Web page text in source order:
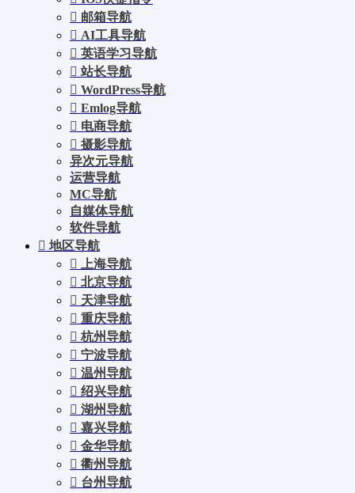
邮箱导航
AI工具导航
英语学习导航
站长导航
WordPress导航
Emlog导航
电商导航
摄影导航
异次元导航
运营导航
MC导航
自媒体导航
软件导航
地区导航
上海导航
北京导航
天津导航
重庆导航
杭州导航
宁波导航
温州导航
绍兴导航
湖州导航
嘉兴导航
金华导航
衢州导航
台州导航